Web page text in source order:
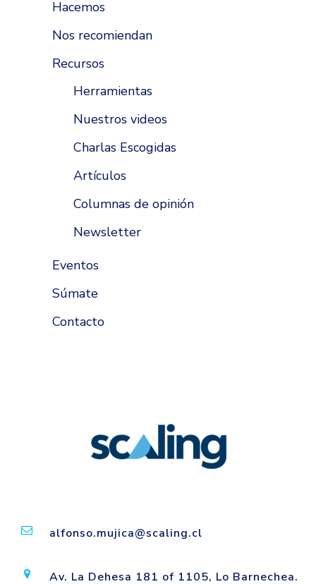
Hacemos
Nos recomiendan
Recursos
Herramientas
Nuestros videos
Charlas Escogidas
Artículos
Columnas de opinión
Newsletter
Eventos
Súmate
Contacto
alfonso.mujica@scaling.cl
Av. La Dehesa 181 of 1105, Lo Barnechea.